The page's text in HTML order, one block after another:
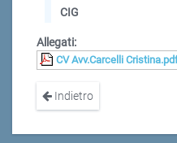
CIG
Allegati:
CV Avv.Carcelli
Indietro